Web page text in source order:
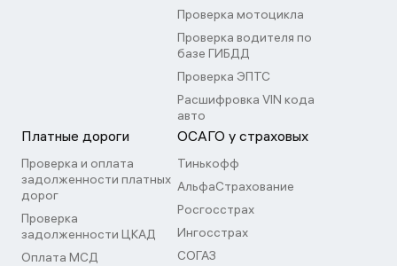
Проверка мотоцикла
Проверка водителя по
базе ГИБДД
Проверка ЭПТС
Расшифровка VIN кода
авто
Платные дороги
Проверка и оплата
задолженности платных
дорог
Проверка
задолженности ЦКАД
Оплата МСД
ОСАГО у страховых
Тинькофф
АльфаСтрахование
Росгосстрах
Ингосстрах
СОГАЗ